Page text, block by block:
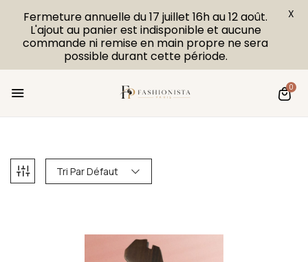
0
Tri Par Défaut
Fermeture annuelle du 17 juillet 16h au 12 août.
L'ajout au panier est indisponible et aucune
commande ni remise en main propre ne sera
possible durant cette période.
X